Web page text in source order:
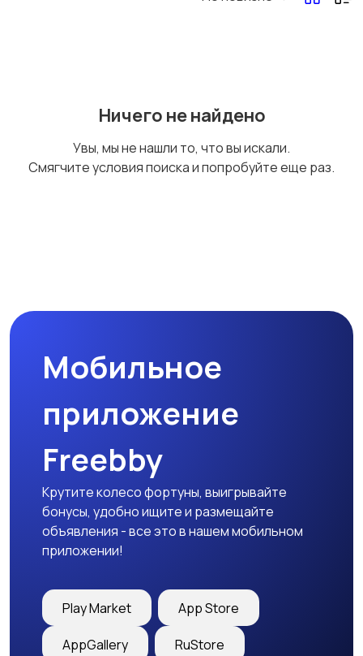
Добыча сырья,
Медицина Начало карьеры
Образование и наука
закупки
Ничего не найдено
Увы, мы не нашли то, что вы искали.
Смягчите условия поиска и попробуйте еще раз.
Мобильное
приложение
Freebby
Крутите колесо фортуны, выигрывайте
бонусы, удобно ищите и размещайте
объявления - все это в нашем мобильном
приложении!
Play Market App Store
AppGallery RuStore